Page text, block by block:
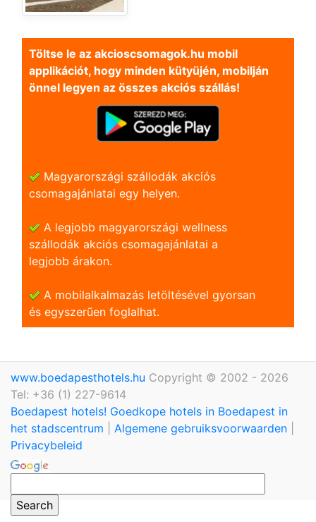
Töltse le az akcioscsomagok.hu mobil
applikációt, hogy minden kütyüjén, mobilján
önnel legyen az összes akciós szállás!
Magyarországi szállodák akciós
csomagajánlatai egy helyen.
A legjobb magyarországi wellness
szállodák akciós csomagajánlatai a
legjobb árakon.
A mobilalkalmazás letöltésével gyorsan
és egyszerũen foglalhat.
www.boedapesthotels.hu Copyright © 2002 - 2026
Tel: +36 (1) 227-9614
Boedapest hotels! Goedkope hotels in Boedapest in
het stadscentrum
Algemene gebruiksvoorwaarden
Privacybeleid